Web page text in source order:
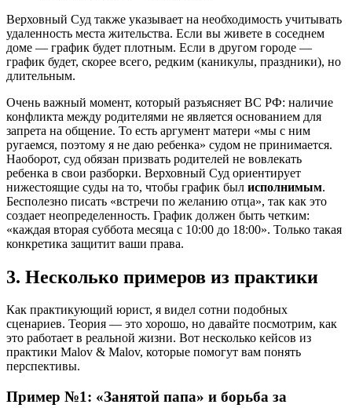
Верховный Суд также указывает на необходимость учитывать
удаленность места жительства. Если вы живете в соседнем
доме — график будет плотным. Если в другом городе —
график будет, скорее всего, редким (каникулы, праздники), но
длительным.
Очень важный момент, который разъясняет ВС РФ: наличие
конфликта между родителями не является основанием для
запрета на общение. То есть аргумент матери «мы с ним
ругаемся, поэтому я не даю ребенка» судом не принимается.
Наоборот, суд обязан призвать родителей не вовлекать
ребенка в свои разборки. Верховный Суд ориентирует
нижестоящие суды на то, чтобы график был исполнимым.
Бесполезно писать «встречи по желанию отца», так как это
создает неопределенность. График должен быть четким:
«каждая вторая суббота месяца с 10:00 до 18:00». Только такая
конкретика защитит ваши права.
3. Несколько примеров из практики
Как практикующий юрист, я видел сотни подобных
сценариев. Теория — это хорошо, но давайте посмотрим, как
это работает в реальной жизни. Вот несколько кейсов из
практики Malov & Malov, которые помогут вам понять
перспективы.
Пример №1: «Занятой папа» и борьба за